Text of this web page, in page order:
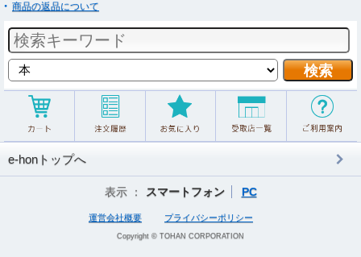
商品の返品について
e-honトップへ
表示 ： スマートフォン PC
運営会社概要 プライバシーポリシー
Copyright © TOHAN CORPORATION